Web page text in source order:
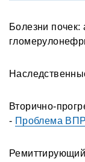
Болезни
Вторично-
- Проблема